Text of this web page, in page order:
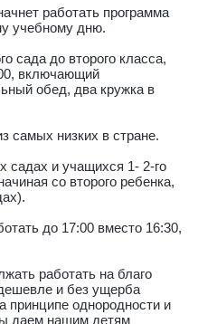
учебному дню.
сада до второго класса,
включающий
обед, два кружка в
самых низких в стране.
садах и учащихся 1- 2-го
со второго ребенка,
до 17:00 вместо 16:30,
работать на благо
и без ущерба
принципе однородности и
даем нашим детям